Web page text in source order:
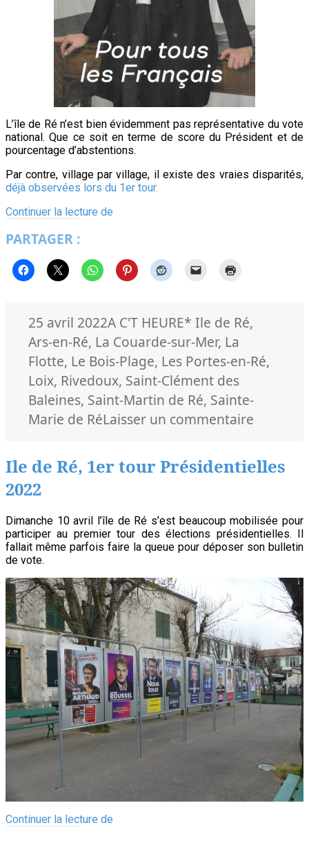
L’île de Ré n’est bien évidemment pas représentative du vote
national. Que ce soit en terme de score du Président et de
pourcentage d’abstentions.
Par contre, village par village, il existe des vraies disparités,
déjà observées lors du 1er tour.
Continuer la lecture de
2ème
tour
PARTAGER :
Publié
le
25 avril 2022Catégories
A C'T HEUREMots-
clés
* Ile de Ré,
Ars-en-Ré, La Couarde-sur-Mer, La
Flotte, Le Bois-Plage, Les Portes-en-Ré,
Loix, Rivedoux, Saint-Clément des
Baleines, Saint-Martin de Ré, Sainte-
Marie de RéLaisser un commentaire
de
Ré
2ème
tour
2022
Ile de Ré, 1er tour Présidentielles
2022
Dimanche 10 avril l’île de Ré s’est beaucoup mobilisée pour
participer au premier tour des élections présidentielles. Il
fallait même parfois faire la queue pour déposer son bulletin
de vote.
Continuer la lecture de